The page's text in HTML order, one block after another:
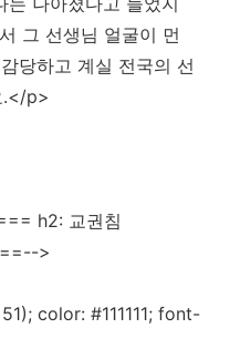
그 선생님 얼굴이 먼
당하고 계실 전국의 선
.</p>
h2: 교권침
>
color: #111111; font-